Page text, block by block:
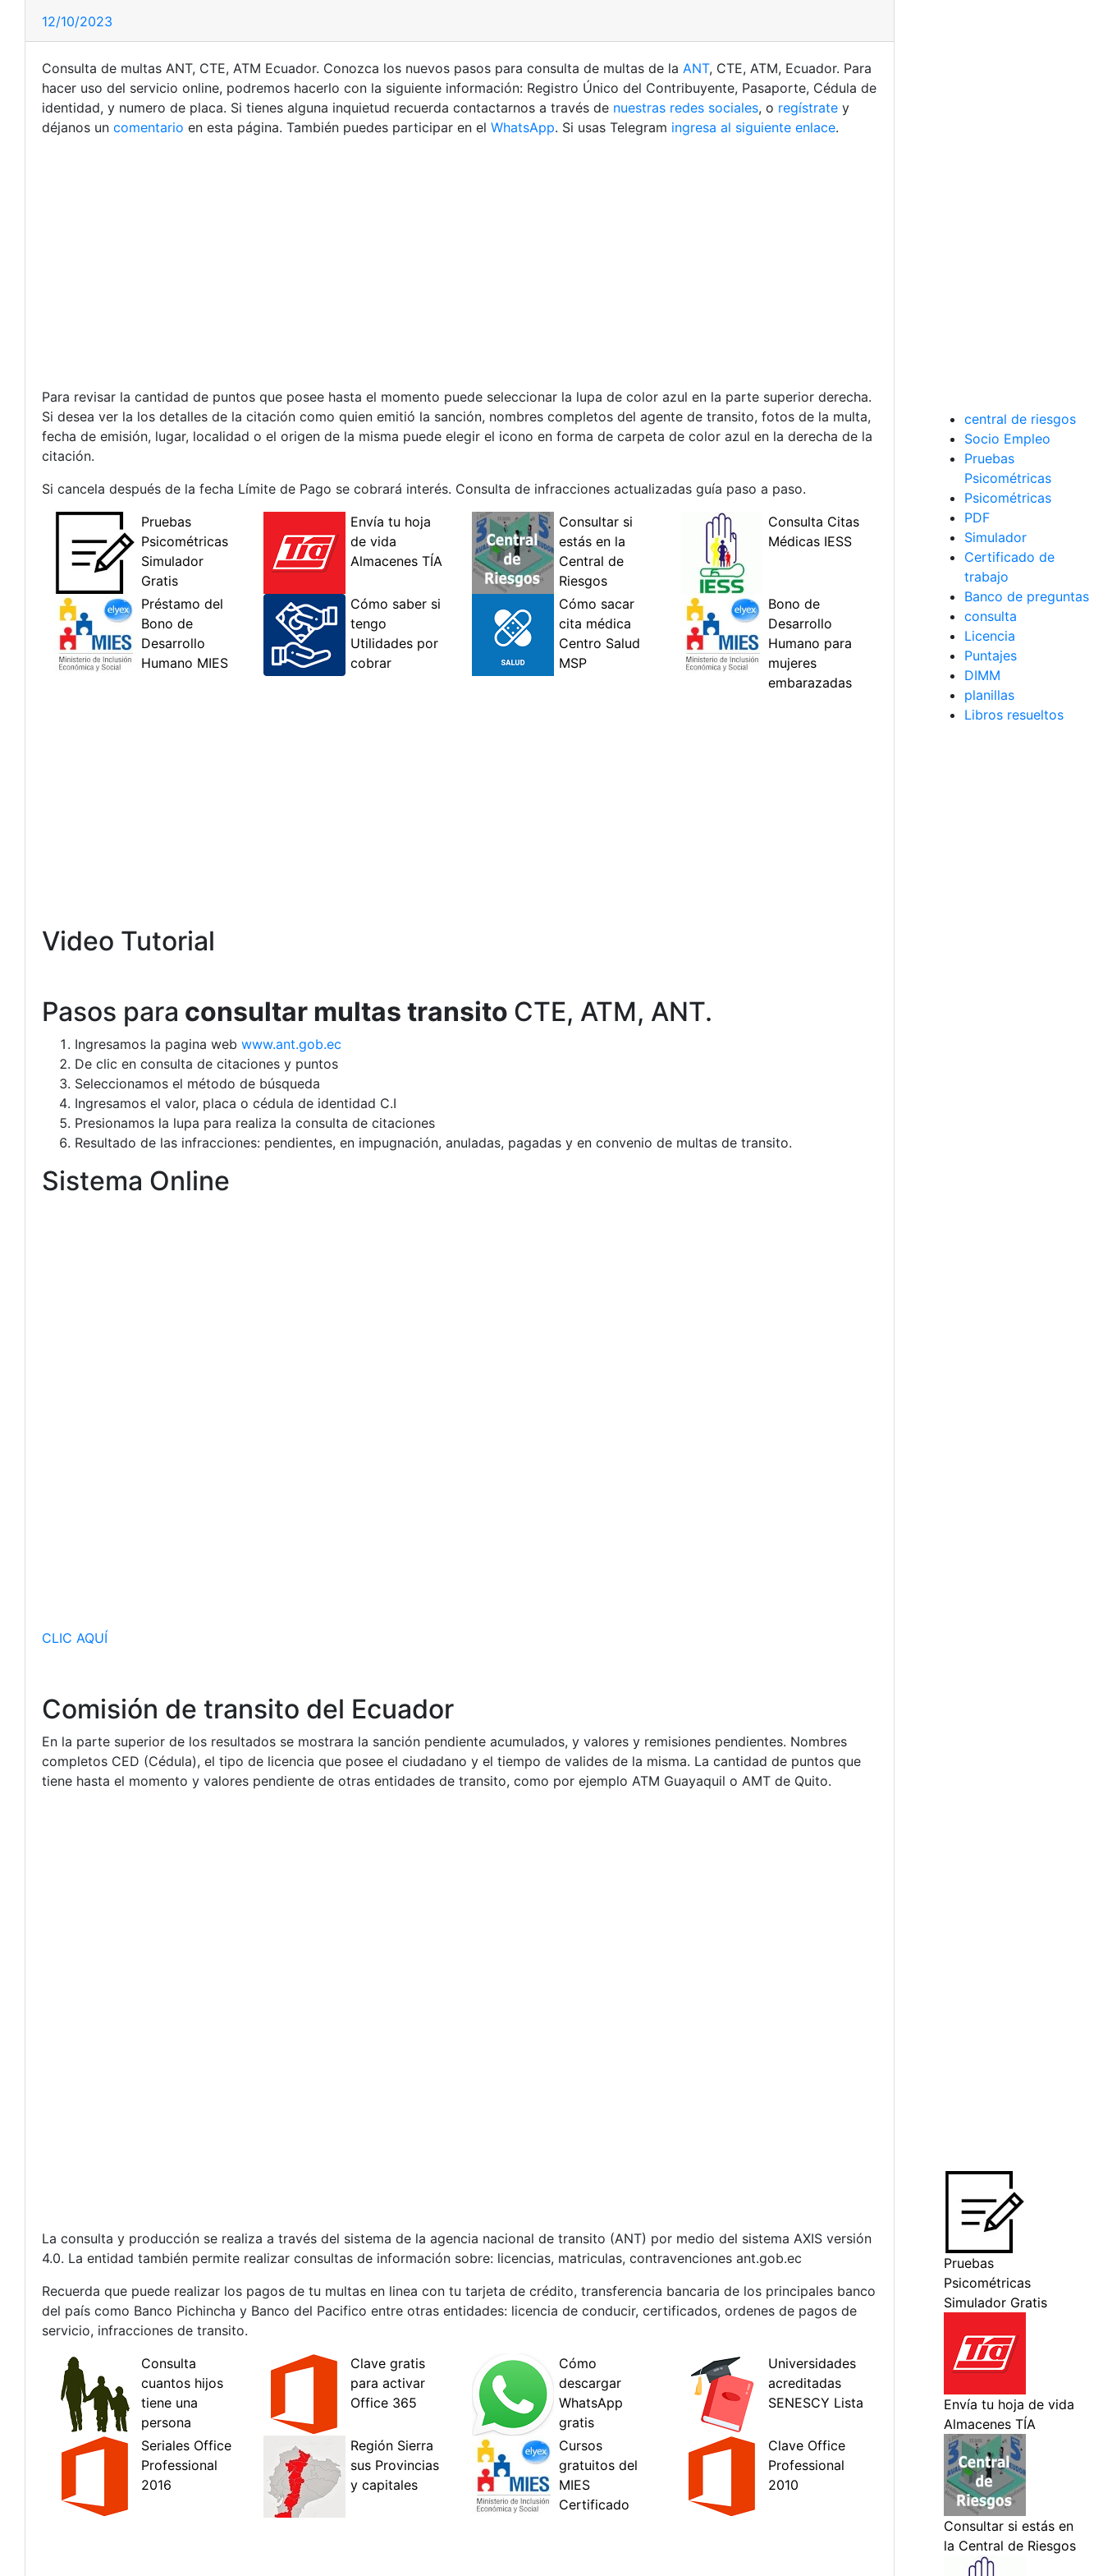
12/10/2023
Consulta de multas ANT, CTE, ATM Ecuador. Conozca los nuevos pasos para consulta de multas de la ANT, CTE, ATM, Ecuador. Para
hacer uso del servicio online, podremos hacerlo con la siguiente información: Registro Único del Contribuyente, Pasaporte, Cédula de
identidad, y numero de placa. Si tienes alguna inquietud recuerda contactarnos a través de nuestras redes sociales, o regístrate y
déjanos un comentario en esta página. También puedes participar en el WhatsApp. Si usas Telegram ingresa al siguiente enlace.
Para revisar la cantidad de puntos que posee hasta el momento puede seleccionar la lupa de color azul en la parte superior derecha.
Si desea ver la los detalles de la citación como quien emitió la sanción, nombres completos del agente de transito, fotos de la multa,
fecha de emisión, lugar, localidad o el origen de la misma puede elegir el icono en forma de carpeta de color azul en la derecha de la
citación.
Si cancela después de la fecha Límite de Pago se cobrará interés. Consulta de infracciones actualizadas guía paso a paso.
Video Tutorial
Pasos para consultar multas transito CTE, ATM, ANT.
Ingresamos la pagina web www.ant.gob.ec
De clic en consulta de citaciones y puntos
Seleccionamos el método de búsqueda
Ingresamos el valor, placa o cédula de identidad C.I
Presionamos la lupa para realiza la consulta de citaciones
Resultado de las infracciones: pendientes, en impugnación, anuladas, pagadas y en convenio de multas de transito.
Sistema Online
CLIC AQUÍ
Comisión de transito del Ecuador
En la parte superior de los resultados se mostrara la sanción pendiente acumulados, y valores y remisiones pendientes. Nombres
completos CED (Cédula), el tipo de licencia que posee el ciudadano y el tiempo de valides de la misma. La cantidad de puntos que
tiene hasta el momento y valores pendiente de otras entidades de transito, como por ejemplo ATM Guayaquil o AMT de Quito.
La consulta y producción se realiza a través del sistema de la agencia nacional de transito (ANT) por medio del sistema AXIS versión
4.0. La entidad también permite realizar consultas de información sobre: licencias, matriculas, contravenciones ant.gob.ec
Recuerda que puede realizar los pagos de tu multas en linea con tu tarjeta de crédito, transferencia bancaria de los principales banco
del país como Banco Pichincha y Banco del Pacifico entre otras entidades: licencia de conducir, certificados, ordenes de pagos de
servicio, infracciones de transito.
central de riesgos
Socio Empleo
Pruebas
Psicométricas
Psicométricas
PDF
Simulador
Certificado de
trabajo
Banco de preguntas
consulta
Licencia
Puntajes
DIMM
planillas
Libros resueltos